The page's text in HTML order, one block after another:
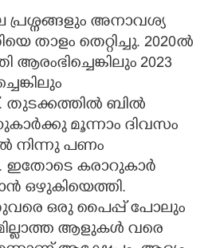
അനാവശ്യ
താളം തെറ്റിച്ചു. 2020ൽ
2023
തുടക്കത്തിൽ ബിൽ
മൂന്നാം ദിവസം
നിന്നു പണം
ഇതോടെ കരാറുകാർ
ഒഴുകിയെത്തി.
ഒരു പൈപ്പ് പോലും
ആളുകൾ വരെ